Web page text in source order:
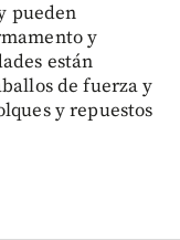
pueden
y
están
de fuerza y
y repuestos